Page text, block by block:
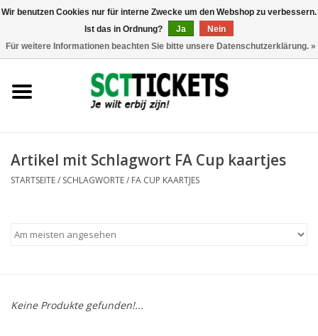
Frankreich
Artikel mit Schlagwort FA Cup kaartjes
STARTSEITE/ SCHLAGWORTE/ FA CUP KAARTJES
Keine Produkte gefunden!...
Wir benutzen Cookies nur für interne Zwecke um den Webshop zu verbessern.
Ist das in Ordnung?
Ja
Nein
Für weitere Informationen beachten Sie bitte unsere Datenschutzerklärung. »